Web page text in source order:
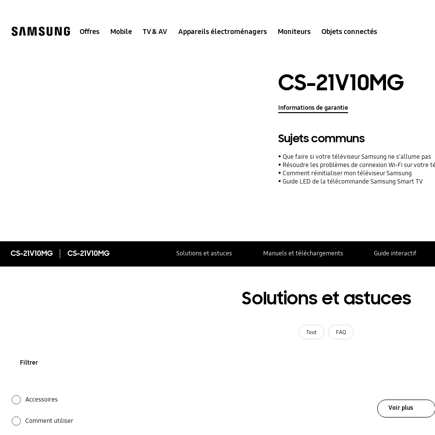
Offres Mobile TV & AV Appareils électroménagers Moniteurs Objets connectés
CS-21V10MG
Informations de garantie
Sujets communs
Que faire si votre téléviseur Samsung ne s'allume pas
Résoudre les problèmes de connexion Wi-Fi sur votre
Comment réinitialiser mon téléviseur Samsung
Guide LED de la télécommande Samsung Smart TV
CS-21V10MG CS-21V10MG Solutions et astuces Manuels et téléchargements Guide interactif
Solutions et astuces
Tout FAQ
Filtrer
Accessoires
Comment utiliser
Voir plus